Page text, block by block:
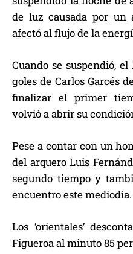
de luz causada por un
afectó al flujo de la
Cuando se suspendió,
goles de Carlos Garcés
finalizar el primer
volvió a abrir su
Pese a contar con un
del arquero Luis
segundo tiempo y
encuentro este mediodía.
Los ‘orientales’
Figueroa al minuto 85